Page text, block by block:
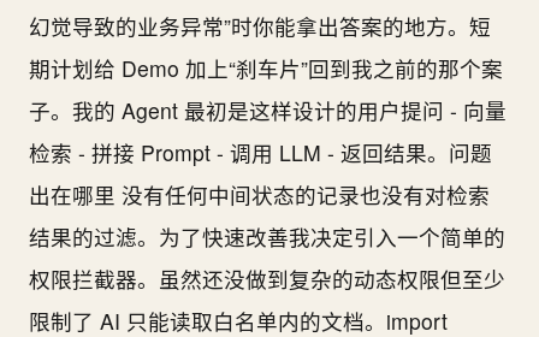
幻觉导致的业务异常”时你能拿出答案的地方。短
期计划给 Demo 加上“刹车片”回到我之前的那个案
子。我的 Agent 最初是这样设计的用户提问 - 向量
检索 - 拼接 Prompt - 调用 LLM - 返回结果。问题
出在哪里 没有任何中间状态的记录也没有对检索
结果的过滤。为了快速改善我决定引入一个简单的
权限拦截器。虽然还没做到复杂的动态权限但至少
限制了 AI 只能读取白名单内的文档。import